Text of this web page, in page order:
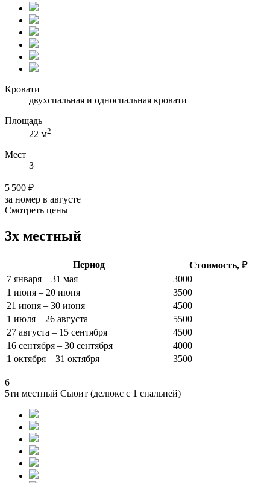
Кровати
двухспальная и односпальная кровати
Площадь
22 м2
Мест
3
5 500 ₽
за номер в августе
Смотреть цены
3х местный
Период
Стоимость, ₽
7 января – 31 мая
3000
1 июня – 20 июня
3500
21 июня – 30 июня
4500
1 июля – 26 августа
5500
27 августа – 15 сентября
4500
16 сентября – 30 сентября
4000
1 октября – 31 октября
3500
6
5ти местный Сьюит (делюкс с 1 спальней)